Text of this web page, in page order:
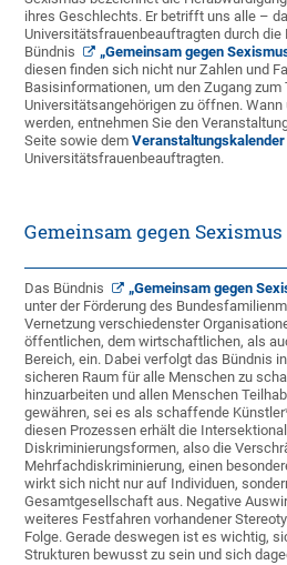
ihres Geschlechts. Er betrifft uns alle –
Universitätsfrauenbeauftragten durch die
Bündnis
„Gemeinsam gegen
diesen finden sich nicht nur Zahlen und
Basisinformationen, um den Zugang zum
Universitätsangehörigen zu öffnen.
werden, entnehmen Sie den
Seite sowie demVeranstaltungskalender
Universitätsfrauenbeauftragten.
Gemeinsam gegen Sexismus
Das Bündnis „Gemeinsam gegen
unter der Förderung des
Vernetzung verschiedenster
öffentlichen, dem wirtschaftlichen, als
Bereich, ein. Dabei verfolgt das Bündnis
sicheren Raum für alle Menschen zu
hinzuarbeiten und allen Menschen
gewähren, sei es als schaffende
diesen Prozessen erhält die
Diskriminierungsformen, also die
Mehrfachdiskriminierung, einen
wirkt sich nicht nur auf Individuen,
Gesamtgesellschaft aus. Negative
weiteres Festfahren vorhandener
Folge. Gerade deswegen ist es wichtig,
Strukturen bewusst zu sein und sich